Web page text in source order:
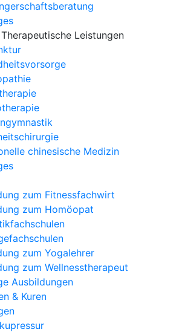
Leistungen
chinesische Medizin
zum Fitnessfachwirt
zum Homöopat
zum Yogalehrer
zum Wellnesstherapeut
Ausbildungen
& Kuren